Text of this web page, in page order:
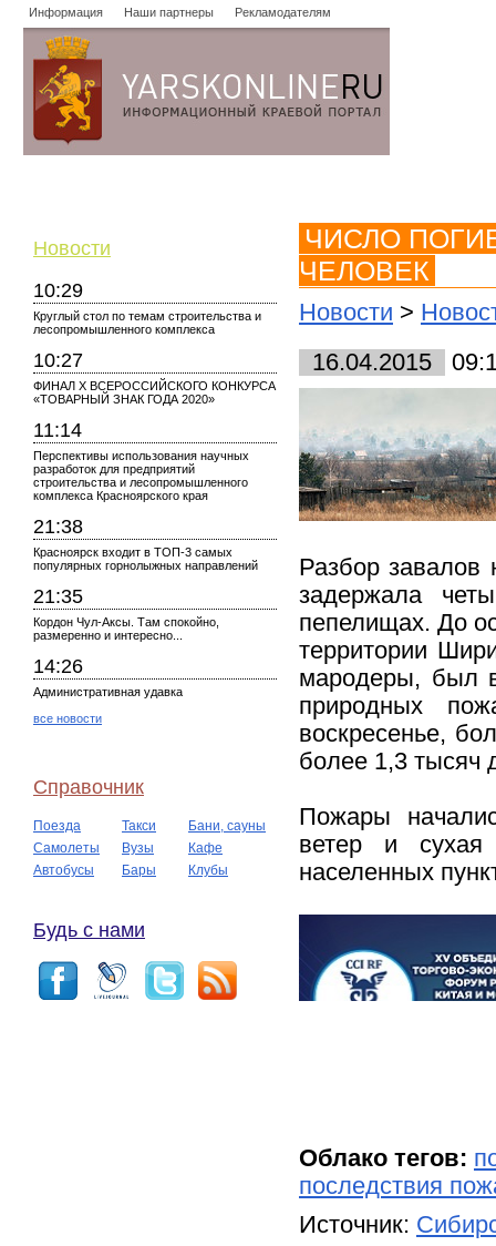
Информация Наши партнеры Рекламодателям
Новости
10:29
Круглый стол по темам строительства и
лесопромышленного комплекса
10:27
ФИНАЛ X ВСЕРОССИЙСКОГО КОНКУРСА
«ТОВАРНЫЙ ЗНАК ГОДА 2020»
11:14
Перспективы использования научных
разработок для предприятий
строительства и лесопромышленного
комплекса Красноярского края
21:38
Красноярск входит в ТОП-3 самых
популярных горнолыжных направлений
21:35
Кордон Чул-Аксы. Там спокойно,
размеренно и интересно...
14:26
Административная удавка
все новости
Справочник
Поезда Такси
Бани, сауны
Самолеты
Вузы
Кафе
Автобусы
Бары Клубы
Будь с нами
ЧИСЛО
ЧЕЛОВЕК
Новости >
16.04.2015
Разбор завалов
задержала
пепелищах. До
территории
мародеры, был
природных
воскресенье,
более 1,3 тысяч
Пожары
ветер и сухая
населенных
Облако тегов:
последствия
Источник: